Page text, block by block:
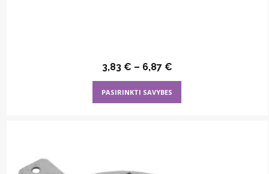
3,83 € – 6,87 €
PASIRINKTI SAVYBES
product